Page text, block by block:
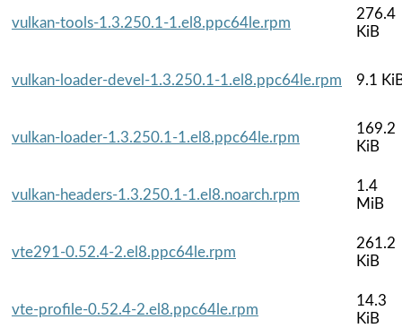
vulkan-tools-1.3.250.1-1.el8.ppc64le.rpm
276.4
KiB
vulkan-loader-devel-1.3.250.1-1.el8.ppc64le.rpm 9.1
vulkan-loader-1.3.250.1-1.el8.ppc64le.rpm
169.2
KiB
vulkan-headers-1.3.250.1-1.el8.noarch.rpm
1.4
MiB
vte291-0.52.4-2.el8.ppc64le.rpm
261.2
KiB
vte-profile-0.52.4-2.el8.ppc64le.rpm
14.3
KiB